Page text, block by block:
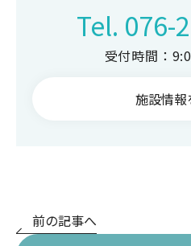
Tel. 076-
受付時間：
施設情報
前の記事へ